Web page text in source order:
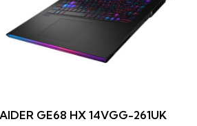
GE68 HX 14VGG-261UK